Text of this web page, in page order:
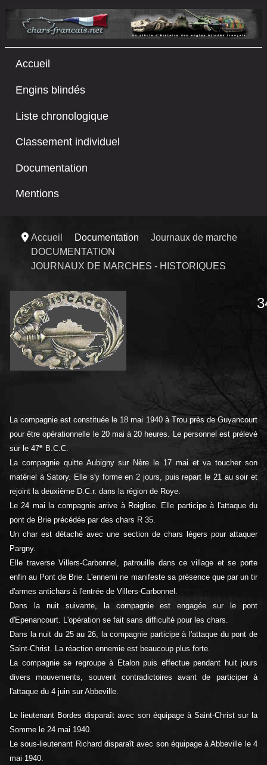
Accueil
Engins blindés
Liste chronologique
Classement individuel
Documentation
Mentions
Accueil Documentation
Journaux de marche
DOCUMENTATION
JOURNAUX DE MARCHES - HISTORIQUES
La compagnie est constituée le 18 mai 1940 à Trou près de Guyancourt
pour être opérationnelle le 20 mai à 20 heures. Le personnel est prélevé
sur le 47e
B.C.C.
La compagnie quitte Aubigny sur Nère le 17 mai et va toucher son
matériel à Satory. Elle s'y forme en 2 jours, puis repart le 21 au soir et
rejoint la deuxième D.C.r. dans la région de Roye.
Le 24 mai la compagnie arrive à Roiglise. Elle participe à l'attaque du
pont de Brie précédée par des chars R 35.
Un char est détaché avec une section de chars légers pour attaquer
Pargny.
Elle traverse Villers-Carbonnel, patrouille dans ce village et se porte
enfin au Pont de Brie. L'ennemi ne manifeste sa présence que par un tir
d'armes antichars à l'entrée de Villers-Carbonnel.
Dans la nuit suivante, la compagnie est engagée sur le pont
d'Epenancourt. L'opération se fait sans difficulté pour les chars.
Dans la nuit du 25 au 26, la compagnie participe à l'attaque du pont de
Saint-Christ. La réaction ennemie est beaucoup plus forte.
La compagnie se regroupe à Etalon puis effectue pendant huit jours
divers mouvements, souvent contradictoires avant de participer à
l'attaque du 4 juin sur Abbeville.
Le lieutenant Bordes disparaît avec son équipage à Saint-Christ sur la
Somme le 24 mai 1940.
Le sous-lieutenant Richard disparaît avec son équipage à Abbeville le 4
mai 1940.